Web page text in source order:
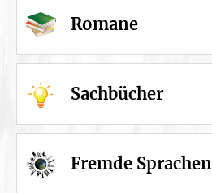
Romane
Sachbücher
Fremde Sprachen